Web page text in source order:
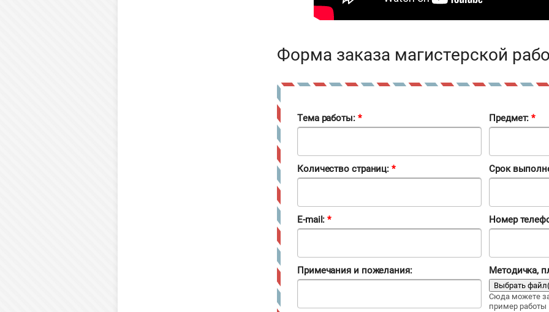
Форма заказа магистерской
Тема работы: * Предмет:*
Количество страниц: * Срок
E-mail:* Номер
Примечания и пожелания: Методичка,
Сюда можете
пример работы